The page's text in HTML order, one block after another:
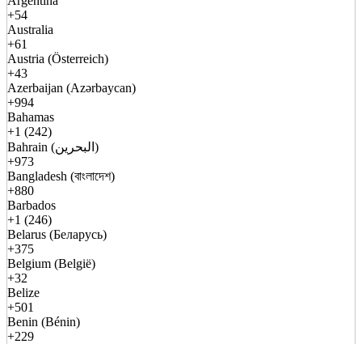
+54
Australia
+61
Austria (Österreich)
+43
Azerbaijan (Azərbaycan)
+994
Bahamas
+1 (242)
Bahrain (البحرين)
+973
Bangladesh (বাংলাদেশ)
+880
Barbados
+1 (246)
Belarus (Беларусь)
+375
Belgium (België)
+32
Belize
+501
Benin (Bénin)
+229